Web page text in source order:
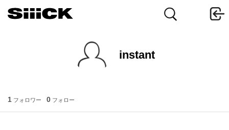
instant
1 フォロワー 0 フォロー